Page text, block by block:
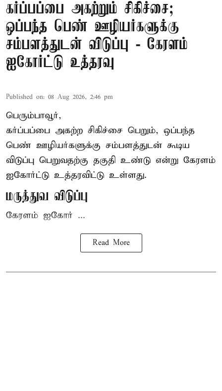
கர்ப்பப்பை அகற்றும் சிகிச்சை;
ஒப்பந்த பெண் ஊழியர்களுக்கு
சம்பளத்துடன் விடுப்பு - கேரளம்
ஐகோர்ட்டு உத்தரவு
Published on: 08 Aug 2026, 2:46 pm
பெரும்பாவூர்,
கர்ப்பப்பை அகற்ற சிகிச்சை பெறும், ஒப்பந்த
பெண் ஊழியர்களுக்கு சம்பளத்துடன் கூடிய
விடுப்பு பெறுவதற்கு தகுதி உண்டு என்று கேரளம்
ஐகோர்ட்டு உத்தரவிட்டு உள்ளது.
மருத்துவ விடுப்பு
கேரளம் ஐகோர் ...
Read More